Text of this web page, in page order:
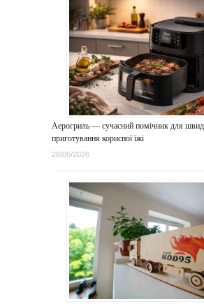
Аерогриль — сучасний помічник для
приготування корисної їжі
28/05/2026